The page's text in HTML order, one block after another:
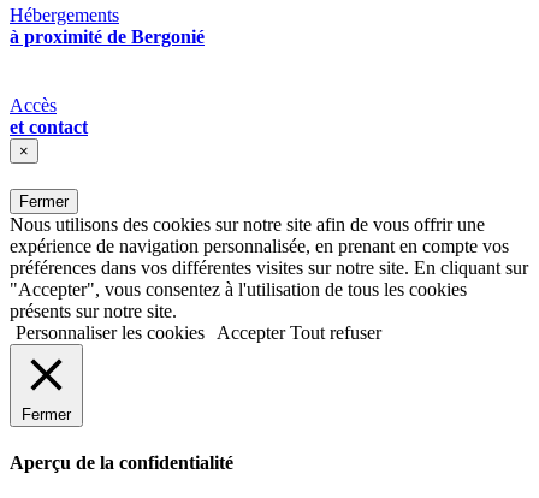
Hébergements
à proximité de Bergonié
Accès
et contact
×
Fermer
Nous utilisons des cookies sur notre site afin de vous offrir une
expérience de navigation personnalisée, en prenant en compte vos
préférences dans vos différentes visites sur notre site. En cliquant sur
"Accepter", vous consentez à l'utilisation de tous les cookies
présents sur notre site.
Personnaliser les cookies
Accepter Tout refuser
Fermer
Aperçu de la confidentialité